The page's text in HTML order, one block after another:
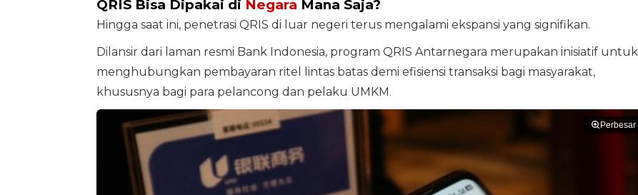
QRIS Bisa Dipakai di Negara Mana Saja?
Hingga saat ini, penetrasi QRIS di luar negeri terus mengalami ekspansi yang signifikan.
Dilansir dari laman resmi Bank Indonesia, program QRIS Antarnegara merupakan inisiatif untuk
menghubungkan pembayaran ritel lintas batas demi efisiensi transaksi bagi masyarakat,
khususnya bagi para pelancong dan pelaku UMKM.
Perbesar